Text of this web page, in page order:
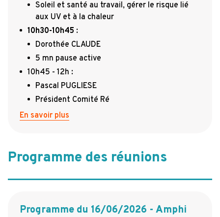
Soleil et santé au travail, gérer le risque lié
aux UV et à la chaleur
10h30-10h45 :
Dorothée CLAUDE
5 mn pause active
10h45 - 12h :
Pascal PUGLIESE
Président Comité Ré
En savoir plus
Programme des réunions
Programme du 16/06/2026 - Amphi